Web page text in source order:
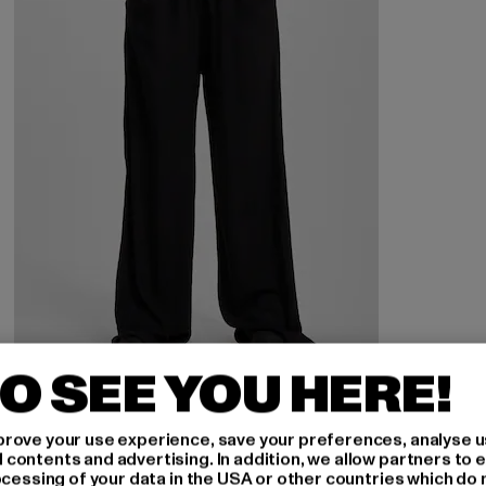
URBAN CLASSICS
Ladies Wide Leg Viscose
EUR 30,99
Huidige prijs: EUR 30,99
EUR 49,99Actieprijs: EUR 49,99
SEE YOU HERE!
your use experience, save your preferences, analyse
and advertising. In addition, we allow partners to
of your data in the USA or other countries which do